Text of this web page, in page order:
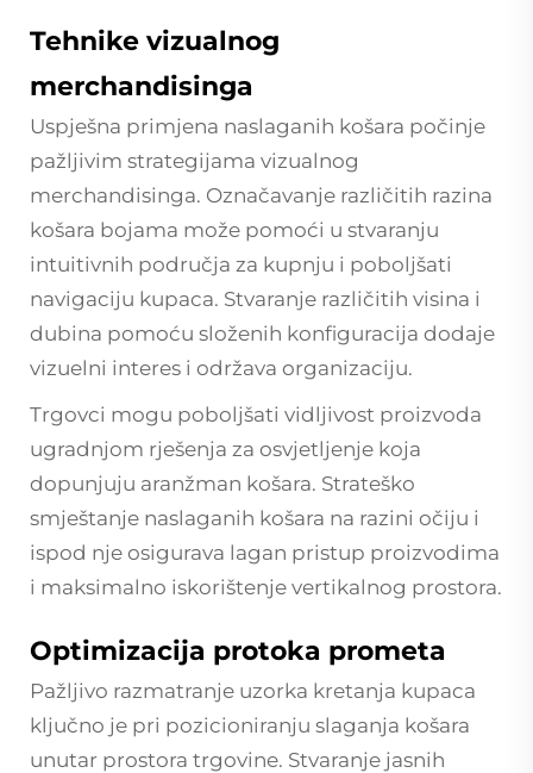
Tehnike vizualnog
merchandisinga
Uspješna primjena naslaganih košara počinje
pažljivim strategijama vizualnog
merchandisinga. Označavanje različitih razina
košara bojama može pomoći u stvaranju
intuitivnih područja za kupnju i poboljšati
navigaciju kupaca. Stvaranje različitih visina i
dubina pomoću složenih konfiguracija dodaje
vizuelni interes i održava organizaciju.
Trgovci mogu poboljšati vidljivost proizvoda
ugradnjom rješenja za osvjetljenje koja
dopunjuju aranžman košara. Strateško
smještanje naslaganih košara na razini očiju i
ispod nje osigurava lagan pristup proizvodima
i maksimalno iskorištenje vertikalnog prostora.
Optimizacija protoka prometa
Pažljivo razmatranje uzorka kretanja kupaca
ključno je pri pozicioniranju slaganja košara
unutar prostora trgovine. Stvaranje jasnih